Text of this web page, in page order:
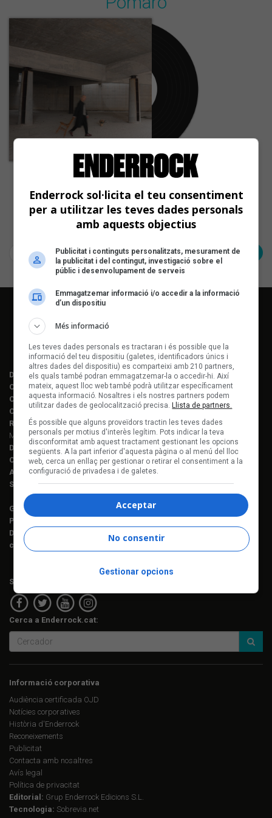
Mundo Pomaro
Pàgina 1 de 1
< Anterior Següent >
Director editorial:Lluís Gendrau
Cap de redacció Enderrock:Jordi Martí Fabra
Coordinació EDR i enderrock.cat: Èlia Gea
Coordinació Anuari de la Música:
Helena M. Alegret
Redacció:Ferran Amado, Maria Folqué, Èlia Gea, Jordi Martí, Helena
Morén Alegret, Joaquim Vilarnau i Sergi Núñez
Disseny i maquetació: Manuel Cuyàs
Caps de fotografia:Juan Miguel Morales
Assessorament lingüístic:Berta Herreros
Subscripcions:Rosa E. Massaguer
Gerència i projectes:
Jordi Novell
Publicitat i producció:
Direcció financera i administració:
Anna Gris
c. Mallorca, 221, sobreàtic · 08008 Barcelona Tel. 93 237 08 05
Segueix-nos a:
Cerca a Enderrock.cat:
Informació corporativa
Audiència certificada OJD
Notícies corporatives
Història d'Enderrock
Reconeixements
Publicitat
Contacta amb nosaltres
Avís legal
Política de privacitat
Editorial: Grup Enderrock Edicions S.L.
Tecnologia: Sobrevia.net
Enderrock sol·licita el teu consentiment
per a utilitzar les teves dades personals
amb aquests objectius
Publicitat i continguts personalitzats, mesurament de
la publicitat i del contingut, investigació sobre el
públic i desenvolupament de serveis
Emmagatzemar informació i/o accedir a la informació
d’un dispositiu
Més informació
Les teves dades personals es tractaran i és possible que la
informació del teu dispositiu (galetes, identificadors únics i
altres dades del dispositiu) es comparteixi amb 210 partners,
els quals també podran emmagatzemar-la o accedir-hi. Així
mateix, aquest lloc web també podrà utilitzar específicament
aquesta informació. Nosaltres i els nostres partners podem
utilitzar dades de geolocalització precisa. Llista de partners.
És possible que alguns proveïdors tractin les teves dades
personals per motius d'interès legítim. Pots indicar la teva
disconformitat amb aquest tractament gestionant les opcions
següents. A la part inferior d'aquesta pàgina o al menú del lloc
web, cerca un enllaç per gestionar o retirar el consentiment a la
configuració de privadesa i de galetes.
Acceptar
No consentir
Gestionar opcions